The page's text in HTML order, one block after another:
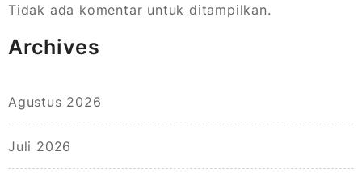
Tidak ada komentar untuk ditampilkan.
Archives
Agustus 2026
Juli 2026